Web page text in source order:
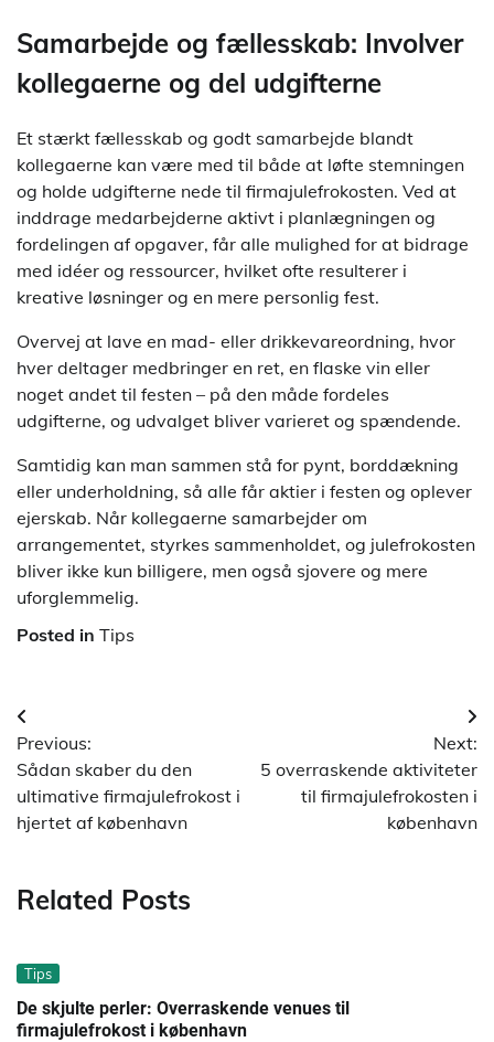
Samarbejde og fællesskab: Involver
kollegaerne og del udgifterne
Et stærkt fællesskab og godt samarbejde blandt
kollegaerne kan være med til både at løfte stemningen
og holde udgifterne nede til firmajulefrokosten. Ved at
inddrage medarbejderne aktivt i planlægningen og
fordelingen af opgaver, får alle mulighed for at bidrage
med idéer og ressourcer, hvilket ofte resulterer i
kreative løsninger og en mere personlig fest.
Overvej at lave en mad- eller drikkevareordning, hvor
hver deltager medbringer en ret, en flaske vin eller
noget andet til festen – på den måde fordeles
udgifterne, og udvalget bliver varieret og spændende.
Samtidig kan man sammen stå for pynt, borddækning
eller underholdning, så alle får aktier i festen og oplever
ejerskab. Når kollegaerne samarbejder om
arrangementet, styrkes sammenholdet, og julefrokosten
bliver ikke kun billigere, men også sjovere og mere
uforglemmelig.
Posted in Tips
Indlægsnavigation
Previous:
Sådan skaber du den
ultimative firmajulefrokost i
hjertet af københavn
Next:
5 overraskende aktiviteter
til firmajulefrokosten i
københavn
Related Posts
Tips
De skjulte perler: Overraskende venues til
firmajulefrokost i københavn